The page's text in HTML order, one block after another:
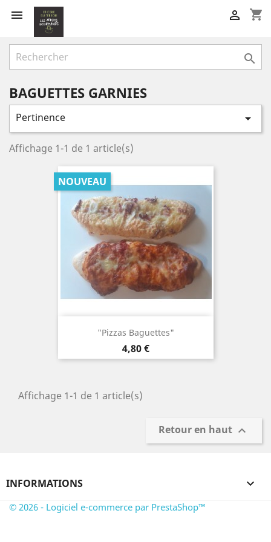
 shopping_cart


BAGUETTES GARNIES
Pertinence 
Affichage 1-1 de 1 article(s)
"Pizzas Baguettes"
Prix
4,80 €
NOUVEAU
Affichage 1-1 de 1 article(s)
Retour en haut 
INFORMATIONS 
© 2026 - Logiciel e-commerce par PrestaShop™